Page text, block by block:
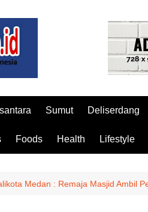
Sumut Deliserdang
Foods Health Lifestyle
Medan : Remaja Masjid Ambil